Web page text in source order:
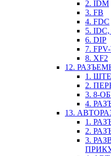
2. IDM
3. FB
4. FDC
5.
6. DIP
7.
8. XF2
12.
1.
2.
3. 8-
4.
13.
1.
2.
3.